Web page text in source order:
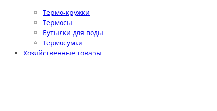
Термо-кружки
Термосы
Бутылки для воды
Термосумки
Хозяйственные товары